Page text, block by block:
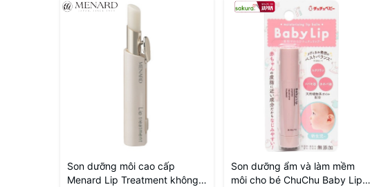
Son dưỡng môi cao cấp
Menard Lip Treatment không
Son dưỡng ẩm và làm mềm
môi cho bé ChuChu Baby Lip -